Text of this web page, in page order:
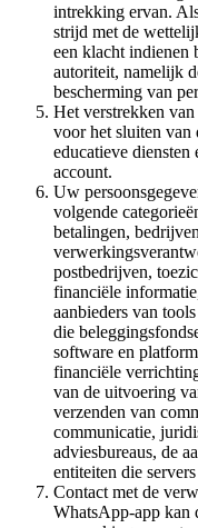
intrekking ervan.
strijd met de
een klacht indienen
autoriteit, namelijk
bescherming van
Het verstrekken
voor het sluiten van
educatieve diensten
account.
Uw
volgende
betalingen,
postbedrijven,
financiële
aanbieders van
die
software en
financiële
van de uitvoering
verzenden van
communicatie,
adviesbureaus, de
entiteiten die
Contact met de
WhatsApp-app kan